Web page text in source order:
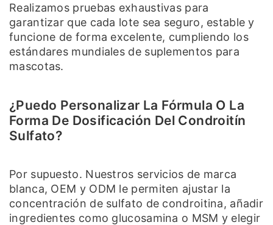
Realizamos pruebas exhaustivas para
garantizar que cada lote sea seguro, estable y
funcione de forma excelente, cumpliendo los
estándares mundiales de suplementos para
mascotas.
¿Puedo Personalizar La Fórmula O La
Forma De Dosificación Del Condroitín
Sulfato?
Por supuesto. Nuestros servicios de marca
blanca, OEM y ODM le permiten ajustar la
concentración de sulfato de condroitina, añadir
ingredientes como glucosamina o MSM y elegir